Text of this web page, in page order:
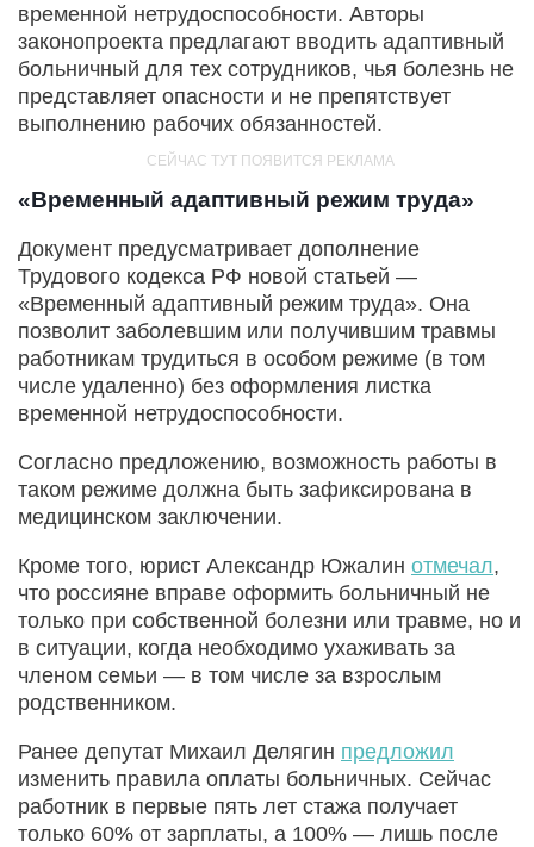
временной нетрудоспособности. Авторы
законопроекта предлагают вводить адаптивный
больничный для тех сотрудников, чья болезнь не
представляет опасности и не препятствует
выполнению рабочих обязанностей.
«Временный адаптивный режим труда»
Документ предусматривает дополнение
Трудового кодекса РФ новой статьей —
«Временный адаптивный режим труда». Она
позволит заболевшим или получившим травмы
работникам трудиться в особом режиме (в том
числе удаленно) без оформления листка
временной нетрудоспособности.
Согласно предложению, возможность работы в
таком режиме должна быть зафиксирована в
медицинском заключении.
Кроме того, юрист Александр Южалин отмечал,
что россияне вправе оформить больничный не
только при собственной болезни или травме, но и
в ситуации, когда необходимо ухаживать за
членом семьи — в том числе за взрослым
родственником.
Ранее депутат Михаил Делягин предложил
изменить правила оплаты больничных. Сейчас
работник в первые пять лет стажа получает
только 60% от зарплаты, а 100% — лишь после